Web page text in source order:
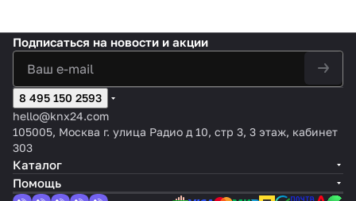
KNX,
цвет:
Белый,
к:
Близок
к
RAL 90
10
т
ч
и
K
N
X
a
si
c
я
оттено
к:
Лакир
ованн
ый
дви
жен
цве
т:
нь
-
Белый
ок:
отте
отте
оттен
ованы
иний
эффектом
оттено
к:
пер
ату
Подписаться на новости и акции
8 495 150 2593
hello@knx24.com
105005, Москва г. улица Радио д 10, стр 3, 3 этаж, кабинет
303
Каталог
Помощь